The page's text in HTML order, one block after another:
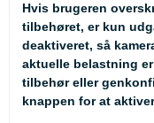
Hvis brugeren
tilbehøret, er kun
deaktiveret, så
aktuelle belastning
tilbehør eller
knappen for at